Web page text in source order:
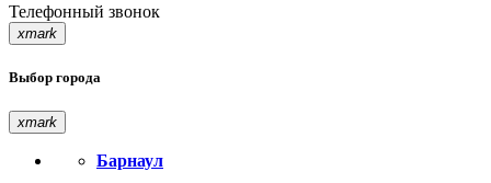
Телефонный звонок
xmark
Выбор города
xmark
Барнаул